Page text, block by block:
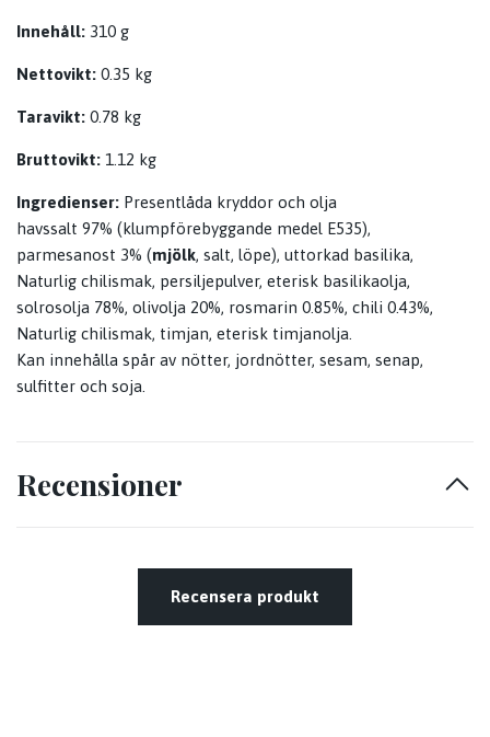
Innehåll: 310 g
Nettovikt: 0.35 kg
Taravikt: 0.78 kg
Bruttovikt: 1.12 kg
Ingredienser: Presentlåda kryddor och olja
havssalt 97% (klumpförebyggande medel E535),
parmesanost 3% (mjölk, salt, löpe), uttorkad basilika,
Naturlig chilismak, persiljepulver, eterisk basilikaolja,
solrosolja 78%, olivolja 20%, rosmarin 0.85%, chili 0.43%,
Naturlig chilismak, timjan, eterisk timjanolja.
Kan innehålla spår av nötter, jordnötter, sesam, senap,
sulfitter och soja.
Recensioner
Recensera produkt